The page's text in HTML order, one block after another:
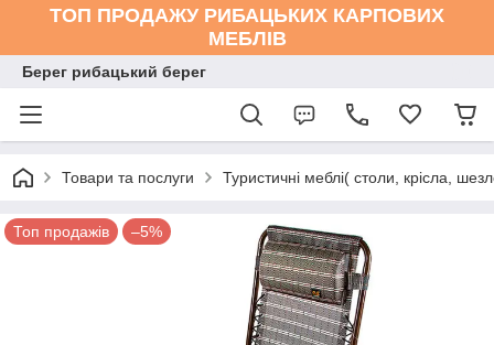
ТОП ПРОДАЖУ РИБАЦЬКИХ КАРПОВИХ
МЕБЛІВ
Берег рибацький берег
Товари та послуги Туристичні меблі( столи, крісла,
Топ продажів –5%